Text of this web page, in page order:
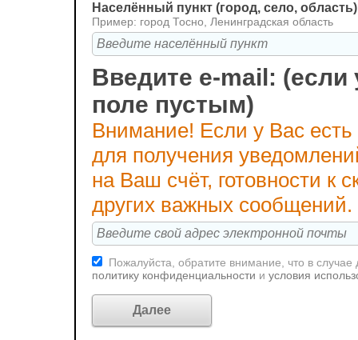
Населённый пункт (город, село,
Пример: город Тосно, Ленинградская область
Введите e-mail: (если
поле пустым)
Внимание! Если у Вас
для получения
на Ваш счёт, готовности к
других важных сообщений.
Пожалуйста, обратите внимание, что в
политику конфиденциальности и условия